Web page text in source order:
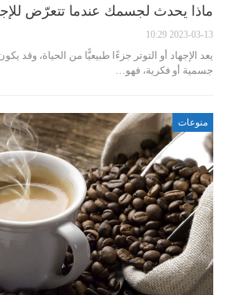
ماذا يحدث لجسمك عندما تتعرّض
2023-03-13 10:29
يعد الإجهاد أو التوتر جزءًا طبيعيًّا من الحياة، وقد
جسمية أو فكرية، فهو…
منوعات